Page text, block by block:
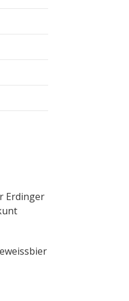
Erdinger